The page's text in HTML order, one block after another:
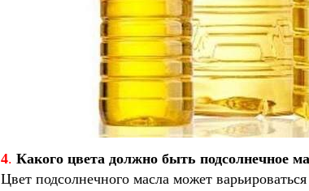
4. Какого цвета должно быть подсолнечное
Цвет подсолнечного масла может